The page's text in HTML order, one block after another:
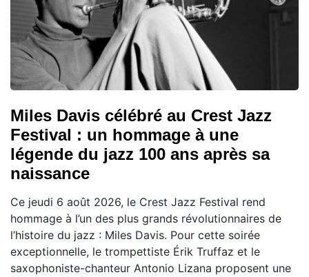
Miles Davis célébré au Crest Jazz
Festival : un hommage à une
légende du jazz 100 ans après sa
naissance
Ce jeudi 6 août 2026, le Crest Jazz Festival rend
hommage à l’un des plus grands révolutionnaires de
l’histoire du jazz : Miles Davis. Pour cette soirée
exceptionnelle, le trompettiste Érik Truffaz et le
saxophoniste-chanteur Antonio Lizana proposent une